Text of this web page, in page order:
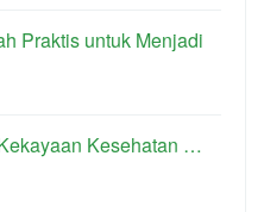
Praktis untuk Menjadi
Kesehatan …